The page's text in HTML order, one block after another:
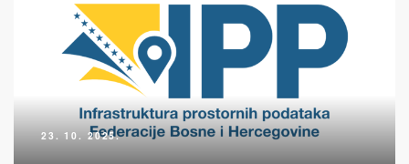
23. 10. 2025.